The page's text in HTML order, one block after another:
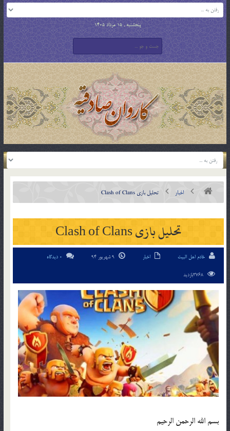
پنجشنبه , 15 مرداد 1405
اخبار تحلیل بازی Clash of Clans
تحلیل بازی Clash of Clans
خادم اهل البیت اخبار 0 دیدگاه
بسم الله الرحمن الرحیم